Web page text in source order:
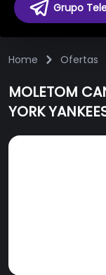
Grupo
Home Ofertas
MOLETOM
YORK
NEW ERA